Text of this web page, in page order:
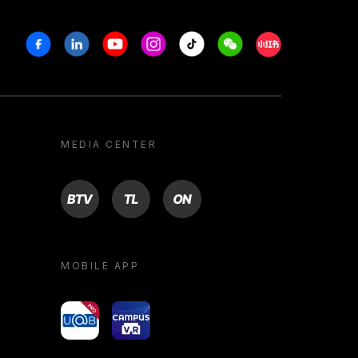
FacebookLinkedinYoutubeInstagram
Tiktok WeechatXiaohongshu/
MEDIA CENTER
BTV TL ON
MOBILE APP
yoU@B Campus VR